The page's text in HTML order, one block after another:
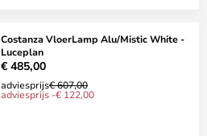
Costanza VloerLamp Alu/Mistic White -
Luceplan
€ 485,00
adviesprijs€ 607,00
adviesprijs -€ 122,00